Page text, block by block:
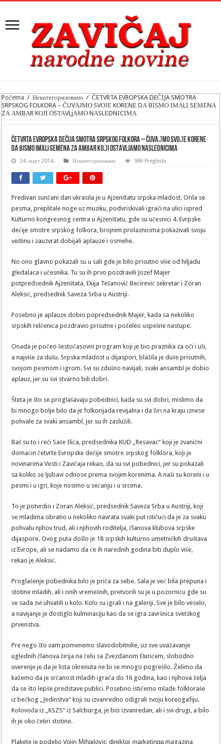
Početna / Некатегоризовано / ČETVRTA EVROPSKA DEČIJA SMOTRA
SRPSKOG FOLKORA – ČUVАЈМО SVОЈЕ KОRЕNЕ DА BISМО IМАLI SЕМЕNА
ZА АМBАR KОЈI ОSТАVLjАМО NАSLЕDNICIМА
ČETVRTA EVROPSKA DEČIJA SMOTRA SRPSKOG FOLKORA – ČUVАЈМО SVОЈЕ KОRЕNЕ
DА BISМО IМАLI SЕМЕNА ZА АМBАR KОЈI ОSТАVLjАМО NАSLЕDNICIМА
24. март 2014. Некатегоризовано 986 Pregleda
Predivan sunčani dan ukrasila je u Ajzenštatu srpska mladost. Orila se
pesma, preplitale noge uz muziku, podvriskivali igrači na ulici ispred
Kulturno kongresnog centra u Ajzenštatu, gde su učesnici 4. Evrpske
dećije smotre srpskog folkora, brojnim prolaznicima pokazivali svoju
veštinu i zauzvrat dobijali aplauze i osmehe.
No ono glavno pokazali su u sali gde je bilo prisutno više od hiljadu
gledalaca i učesnika. Tu su ih prvo pozdravili Jozef Majer
potpredsednik Ajzenštata, Đuja Tešanović Bećirević sekretar i Zoran
Aleksić, predsednik Saveza Srba u Austriji.
Posebno je aplauze dobio popredsednik Majer, kada sa nekoliko
srpskih relčenica pozdravio prisutne i poželeo uspešne nastupe.
Onada je počeo šestočasovni program koji je bio praznika za oči i uši,
a najviše za dušu. Srpska mladost u dijaspori, blažila je duše prisutnih,
svojom pesmom i igrom. Svi su zdušno navijali, svaki ansambl je dobio
aplauz, jer su svi stvarno bili dobri.
Šteta je što se proglašavaju pobednici, kada su svi dobri, mislimo da
bi mnogo bolje bilo da je folkorijada revijalna i da žiri na kraju iznese
pohvale za svaki ansambl, jer su ih zaslužili.
Baš su to i reči Saše Ilića, predsednika KUD „Resavac“ koji je zvanični
domaćin četvrte Evropske dečije smotre srpskog folklora, koji je
novinarima Vesti i Zavičaja rekao, da su svi pobednici, jer su pokazali
sa koliko se ljubavi odnose prema svojim korenima. A naši su koreni i u
pesmi i u igri, koje nosimo u sećanju i u srcima.
To je potvrdio i Zoran Aleksić, predsednik Saveza Srba u Austriji, koji
se mladima obratio u nekoliko navrata svaki put ističući da je za svaku
pohvalu njihov trud, ali i njihovih roditelja, članova klubova srpske
dijaspore. Ovog puta došlo je 18 srpskih kulturno umetničkih društava
iz Evrope, ali se nadamo da će ih narednih godina biti duplo više,
rekao je Aleksić.
Proglašenje pobednika bilo je priča za sebe. Sala je već bila prepuna i
stotine mladih, ali i onih vremešnih, pretvorili su je u pozornicu gde su
se sada svi uhvatili u kolo. Kolo su igrali i na galeriji. Sve je bilo veselo,
a navijanje je dostiglo kulminaciju kao da se igra završnica svetskog
prvenstva.
Pre nego što vam pomenemo slavodobitnike, uz sve uvažavanje
uglednih članova žirija na čelu sa Zvezdanom Đurićem, slobodno
uverenje je da je lista okrenuta ne bi se mnogo pogrešilo. Želimo da
kažemo da je srčanost mladih igrača do 16 godina, kao i njihova želja
da se što lepše predstave publici. Posebno ističemo mlade folkloraše
iz bečkog „Jedinstva“ koji su izvanredno odigrali svoju koreogafiju.
Kolovođa iz „KSZS“ iz Salcburga, je bio izvanredan, ali i svi drugi, a bilo
ih je oko četiri stotine.
Plakete je podelio Vojin Mihajlovic direktor marketingamagazina